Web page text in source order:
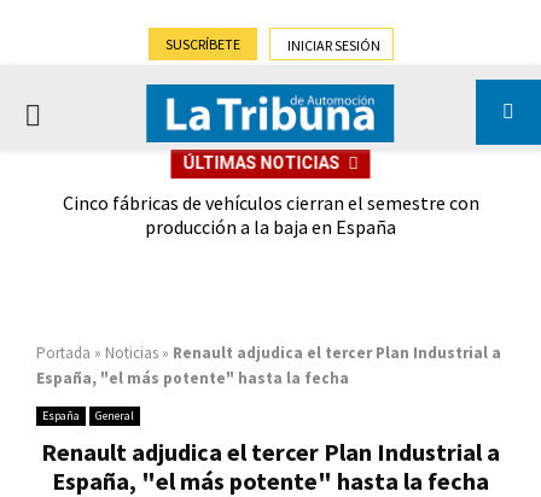
SUSCRÍBETE INICIAR SESIÓN
PRIMARY
ÚLTIMAS NOTICIAS
Cinco fábricas de vehículos cierran el semestre con
producción a la baja en España
Portada » Noticias » Renault adjudica el tercer Plan Industrial a
España, "el más potente" hasta la fecha
España General
Renault adjudica el tercer Plan Industrial a
España, "el más potente" hasta la fecha